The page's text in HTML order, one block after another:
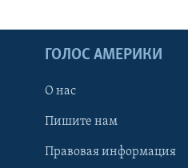
ГОЛОС АМЕРИКИ
О нас
Пишите нам
Правовая информация